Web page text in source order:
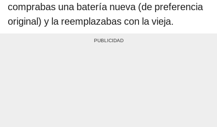
comprabas una batería nueva (de preferencia
original) y la reemplazabas con la vieja.